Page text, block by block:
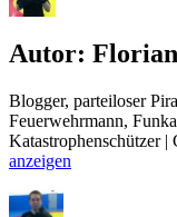
Autor: Florian
Blogger, parteiloser
Feuerwehrmann,
Katastrophenschützer
anzeigen